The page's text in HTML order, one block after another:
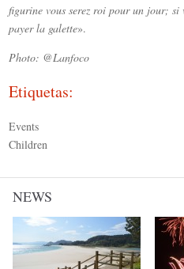
figurine vous serez roi pour un jour; si
payer la galette».
Photo: @Lanfoco
Etiquetas:
Events
Children
NEWS